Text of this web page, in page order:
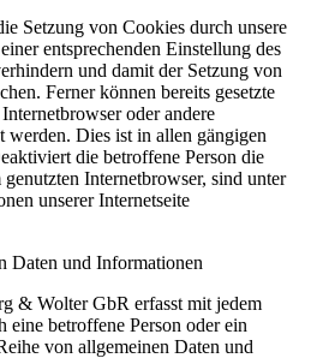
Setzung von Cookies durch unsere
entsprechenden Einstellung des
und damit der Setzung von
Ferner können bereits gesetzte
oder andere
werden. Dies ist in allen gängigen
die betroffene Person die
Internetbrowser, sind unter
unserer Internetseite
Daten und Informationen
& Wolter GbR erfasst mit jedem
betroffene Person oder ein
von allgemeinen Daten und